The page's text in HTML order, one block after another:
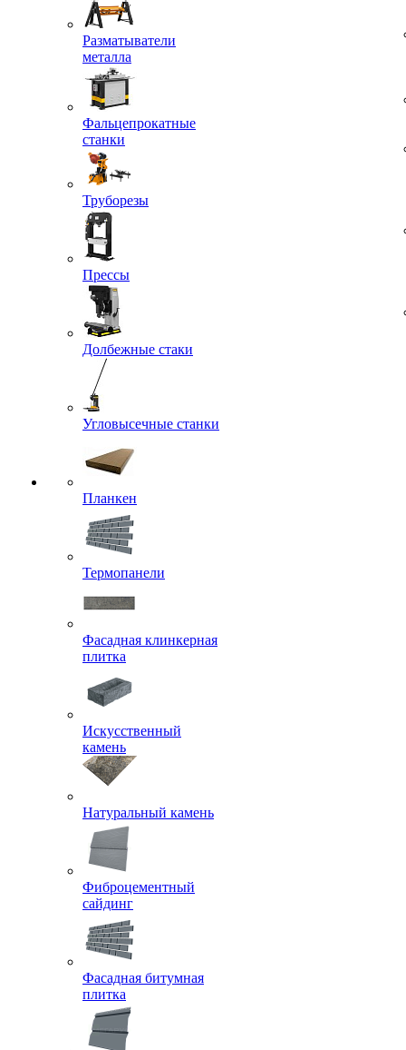
Разматыватели
металла
Фальцепрокатные
станки
Труборезы
Прессы
Долбежные стаки
Угловысечные станки
Планкен
Термопанели
Фасадная клинкерная
плитка
Искусственный
камень
Натуральный камень
Фиброцементный
сайдинг
Фасадная битумная
плитка